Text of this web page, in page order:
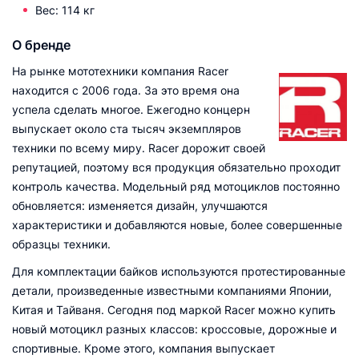
Вес: 114 кг
О бренде
На рынке мототехники компания Racer
находится с 2006 года. За это время она
успела сделать многое. Ежегодно концерн
выпускает около ста тысяч экземпляров
техники по всему миру. Racer дорожит своей
репутацией, поэтому вся продукция обязательно проходит
контроль качества. Модельный ряд мотоциклов постоянно
обновляется: изменяется дизайн, улучшаются
характеристики и добавляются новые, более совершенные
образцы техники.
Для комплектации байков используются протестированные
детали, произведенные известными компаниями Японии,
Китая и Тайваня. Сегодня под маркой Racer можно купить
новый мотоцикл разных классов: кроссовые, дорожные и
спортивные. Кроме этого, компания выпускает